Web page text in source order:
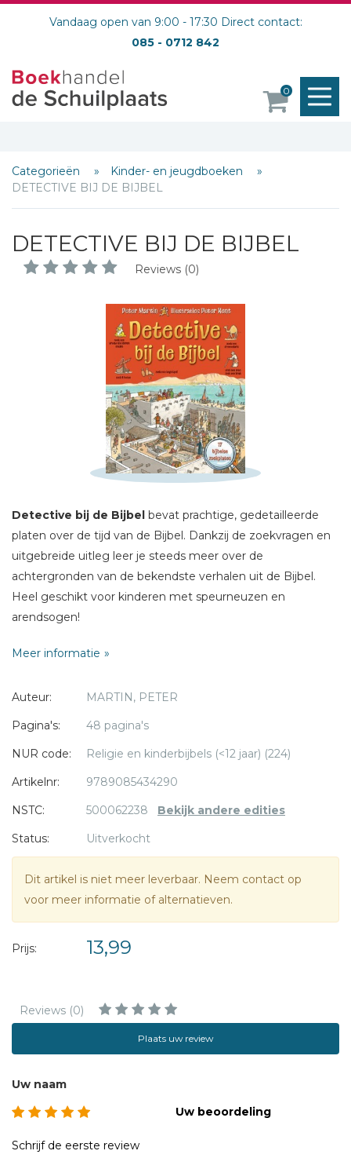
Vandaag open van 9:00 - 17:30 Direct contact:
085 - 0712 842
0
Categorieën
Kinder- en jeugdboeken
DETECTIVE BIJ DE BIJBEL
DETECTIVE BIJ DE BIJBEL
Reviews (0)
Detective bij de Bijbel bevat prachtige, gedetailleerde
platen over de tijd van de Bijbel. Dankzij de zoekvragen en
uitgebreide uitleg leer je steeds meer over de
achtergronden van de bekendste verhalen uit de Bijbel.
Heel geschikt voor kinderen met speurneuzen en
arendsogen!
Meer informatie
Auteur:
MARTIN, PETER
Pagina's:
48 pagina's
NUR code:
Religie en kinderbijbels (<12 jaar) (224)
Artikelnr:
9789085434290
NSTC:
500062238 Bekijk andere edities
Status:
Uitverkocht
Dit artikel is niet meer leverbaar. Neem contact op
voor meer informatie of alternatieven.
Prijs: 13,99
Reviews (0)
Plaats uw review
Schrijf hieronder je review!
Bericht *
Uw naam
Uw beoordeling
Schrijf de eerste review